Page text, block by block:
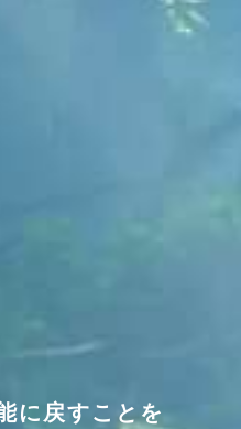
に戻すことを